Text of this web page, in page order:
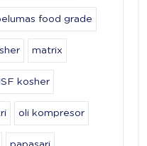
food grade
matrix
kosher
oli kompresor